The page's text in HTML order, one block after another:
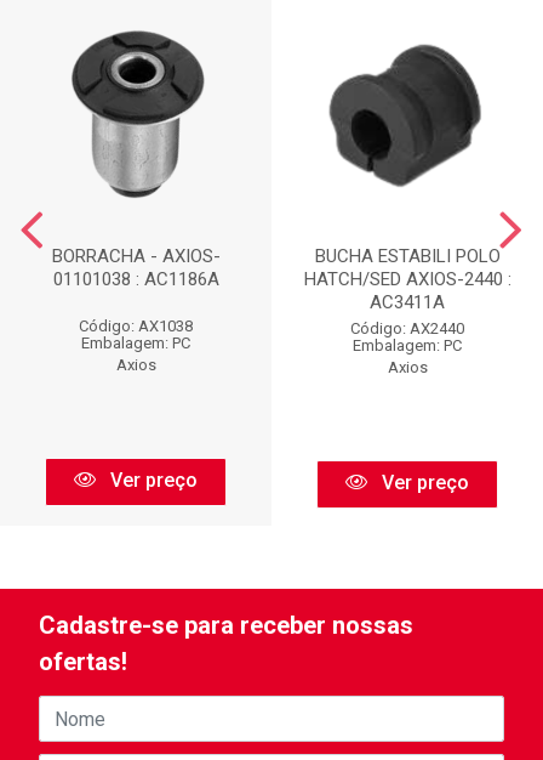
BORRACHA - AXIOS-
01101038 : AC1186A
Código: AX1038
Embalagem: PC
Axios
Ver preço
BUCHA ESTABILI POLO
HATCH/SED AXIOS-2440 :
AC3411A
Código: AX2440
Embalagem: PC
Axios
Ver preço
Cadastre-se para receber nossas
ofertas!